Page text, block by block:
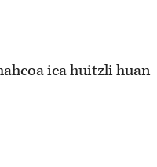
ica huitzli huan